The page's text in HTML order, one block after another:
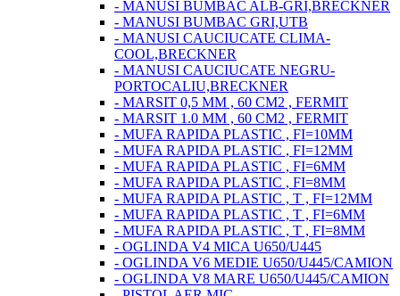
- MANUSI BUMBAC ALB-GRI,BRECKNER
- MANUSI BUMBAC GRI,UTB
- MANUSI CAUCIUCATE CLIMA-
COOL,BRECKNER
- MANUSI CAUCIUCATE NEGRU-
PORTOCALIU,BRECKNER
- MARSIT 0,5 MM , 60 CM2 , FERMIT
- MARSIT 1.0 MM , 60 CM2 , FERMIT
- MUFA RAPIDA PLASTIC , FI=10MM
- MUFA RAPIDA PLASTIC , FI=12MM
- MUFA RAPIDA PLASTIC , FI=6MM
- MUFA RAPIDA PLASTIC , FI=8MM
- MUFA RAPIDA PLASTIC , T , FI=12MM
- MUFA RAPIDA PLASTIC , T , FI=6MM
- MUFA RAPIDA PLASTIC , T , FI=8MM
- OGLINDA V4 MICA U650/U445
- OGLINDA V6 MEDIE U650/U445/CAMION
- OGLINDA V8 MARE U650/U445/CAMION